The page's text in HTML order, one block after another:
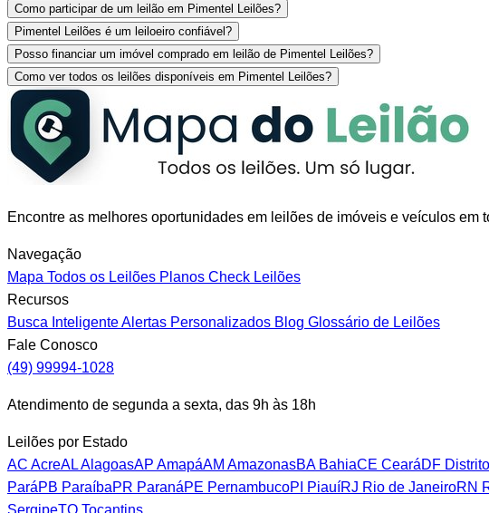
Como participar de um leilão em Pimentel Leilões?
Pimentel Leilões é um leiloeiro confiável?
Posso financiar um imóvel comprado em leilão de Pimentel Leilões?
Como ver todos os leilões disponíveis em Pimentel Leilões?
Encontre as melhores oportunidades em leilões de imóveis e veículos em
Navegação
Mapa Todos os Leilões Planos Check Leilões
Recursos
Busca InteligenteAlertas Personalizados Blog Glossário de Leilões
Fale Conosco
(49) 99994-1028
Atendimento de segunda a sexta, das 9h às 18h
Leilões por Estado
AC AcreALAlagoasAP AmapáAM AmazonasBABahiaCE CearáDF
ParáPB ParaíbaPR ParanáPE PernambucoPI PiauíRJ Rio de JaneiroRN
SergipeTO Tocantins